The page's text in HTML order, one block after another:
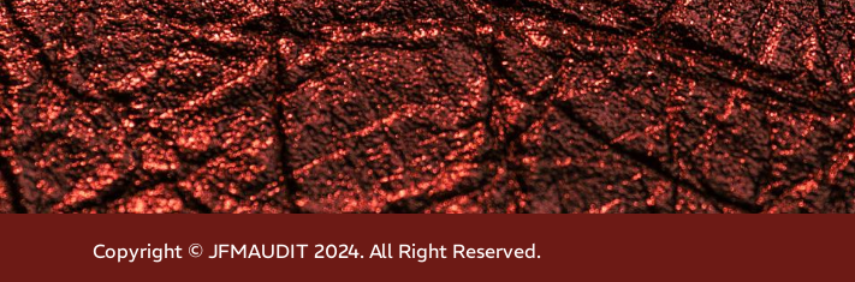
Copyright © JFMAUDIT 2024. All Right Reserved.